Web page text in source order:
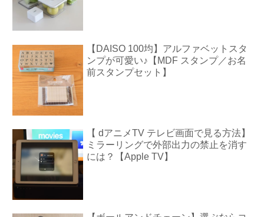
【DAISO 100均】アルファベットスタ
ンプが可愛い♪【MDF スタンプ／お名
前スタンプセット】
【 dアニメTV テレビ画面で見る方法】
ミラーリングで外部出力の禁止を消す
には？【Apple TV】